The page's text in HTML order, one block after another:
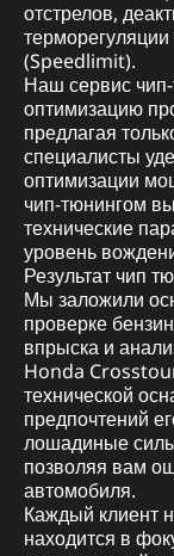
отстрелов,
терморегуляции
(Speedlimit).
Наш сервис чип-
оптимизацию
предлагая
специалисты
оптимизации
чип-тюнингом
технические
уровень
Результат чип
Мы заложили
проверке
впрыска и
Honda
технической
предпочтений
лошадиные
позволяя вам
автомобиля.
Каждый клиент
находится в